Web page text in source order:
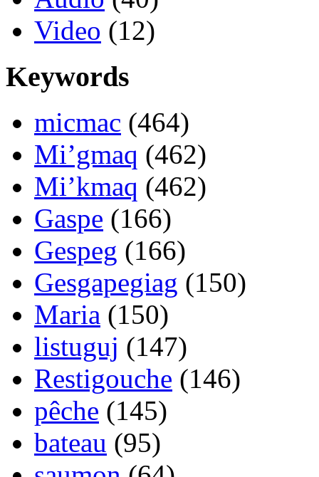
Video (12)
Keywords
micmac (464)
Mi’gmaq (462)
Mi’kmaq (462)
Gaspe (166)
Gespeg (166)
Gesgapegiag (150)
Maria (150)
listuguj (147)
Restigouche (146)
pêche (145)
bateau (95)